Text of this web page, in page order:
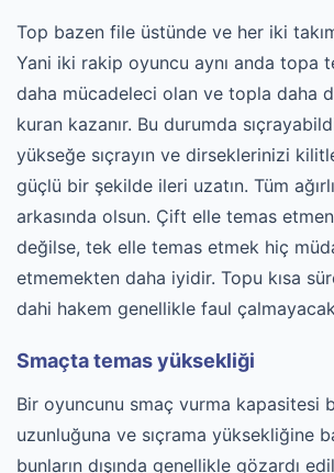
Top bazen file üstünde ve her iki
Yani iki rakip oyuncu aynı anda topa
daha mücadeleci olan ve topla daha
kuran kazanır. Bu durumda
yükseğe sıçrayın ve dirseklerinizi
güçlü bir şekilde ileri uzatın. Tüm
arkasında olsun. Çift elle temas
değilse, tek elle temas etmek hiç
etmemekten daha iyidir. Topu kısa
dahi hakem genellikle faul
Smaçta temas yüksekliği
Bir oyuncunu smaç vurma kapasitesi
uzunluğuna ve sıçrama yüksekliğine
bunların dışında genellikle gözardı